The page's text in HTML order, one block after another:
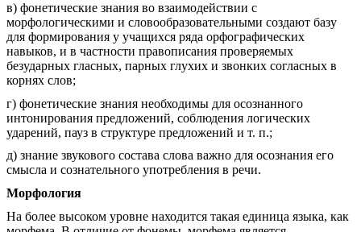
в) фонетические знания во взаимодействии с
морфологическими и словообразовательными создают базу
для формирования у учащихся ряда орфографических
навыков, и в частности правописания проверяемых
безударных гласных, парных глухих и звонких согласных в
корнях слов;
г) фонетические знания необходимы для осознанного
интонирования предложений, соблюдения логических
ударений, пауз в структуре предложений и т. п.;
д) знание звукового состава слова важно для осознания его
смысла и сознательного употребления в речи.
Морфология
На более высоком уровне находится такая единица языка, как